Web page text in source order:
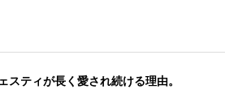
スティが長く愛され続ける理由。